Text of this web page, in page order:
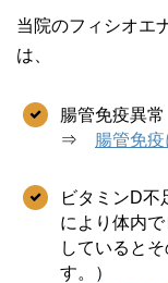
当院のフィシオエ
は、
腸管免疫異
⇒
腸管免
ビタミンD不
により体内
していると
す。）